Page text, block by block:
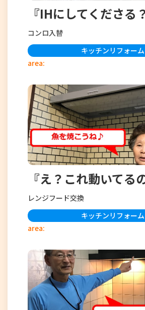
『IHにしてくださる
コンロ入替
キッチンリフォーム
area:
『え？これ動いてる
レンジフード交換
キッチンリフォーム
area: